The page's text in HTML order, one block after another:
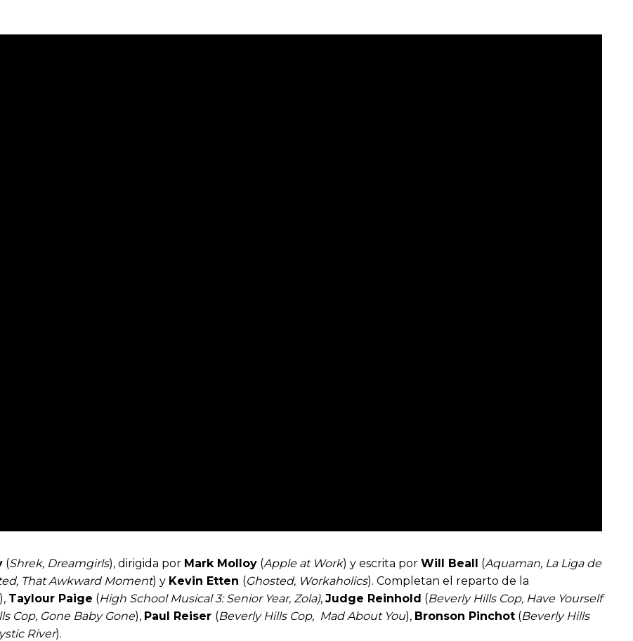
(Shrek, Dreamgirls), dirigida por Mark Molloy (Apple at Work) y escrita por Will Beall (Aquaman, La Liga de
That Awkward Moment) y Kevin Etten (Ghosted, Workaholics). Completan el reparto de la
Taylour Paige (High School Musical 3: Senior Year, Zola), Judge Reinhold (Beverly Hills Cop, Have Yourself
Cop, Gone Baby Gone), Paul Reiser (Beverly Hills Cop, Mad About You), Bronson Pinchot (Beverly Hills
River).